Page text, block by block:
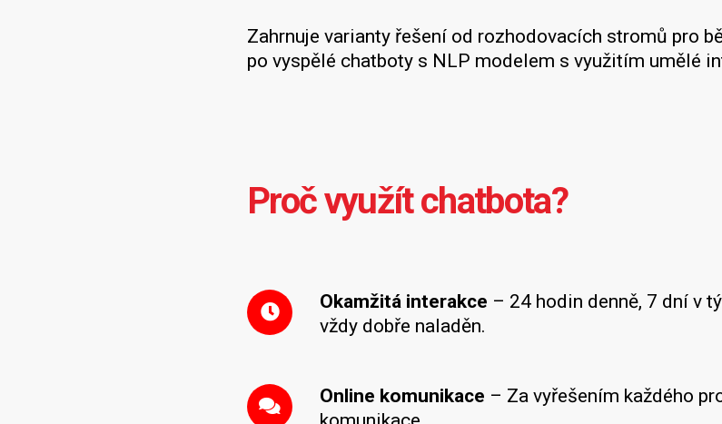
Zahrnuje varianty řešení od rozhodovacích stromů pro
po vyspělé chatboty s NLP modelem s využitím umělé
Proč využít chatbota?
Okamžitá interakce – 24 hodin denně, 7 dní v
vždy dobře naladěn.
Online komunikace – Za vyřešením každého